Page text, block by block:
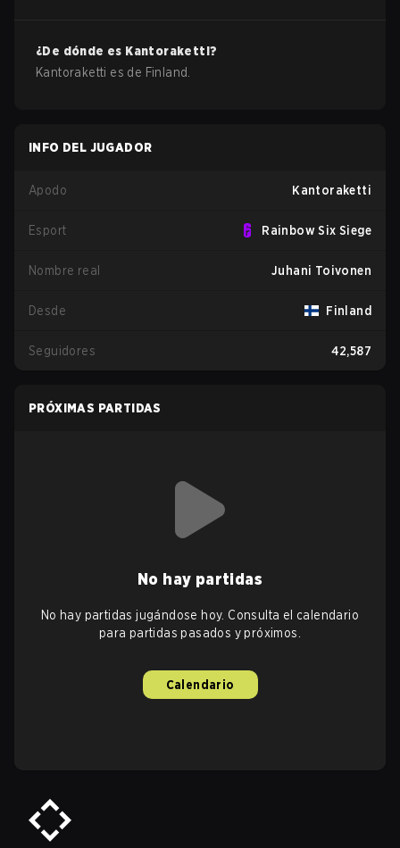
¿De dónde es Kantoraketti?
Kantoraketti es de Finland
INFO DEL JUGADOR
Apodo Kantoraketti
Esport Rainbow Six Siege
Nombre real Juhani Toivonen
Desde Finland
Seguidores 42,587
PRÓXIMAS PARTIDAS
No hay partidas
No hay partidas jugándose hoy. Consulta el calendario
para partidas pasados y próximos.
Calendario